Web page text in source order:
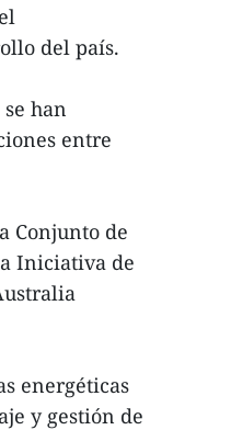
del país.
han
entre
Conjunto de
Iniciativa de
energéticas
y gestión de